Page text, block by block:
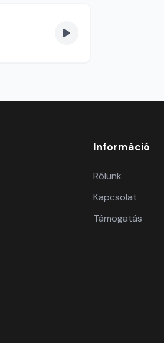
Információ
Rólunk
Kapcsolat
Támogatás